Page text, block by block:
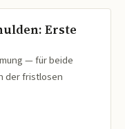
Erste
— für beide
der fristlosen